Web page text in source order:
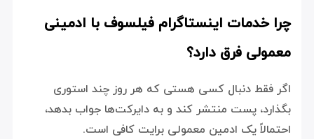
چرا خدمات اینستاگرام فیلسوف با ادمینی
معمولی فرق دارد؟
اگر فقط دنبال کسی هستی که هر روز چند استوری
بگذارد، پست منتشر کند و به دایرکت‌ها جواب بدهد،
احتمالاً یک ادمین معمولی برایت کافی است.